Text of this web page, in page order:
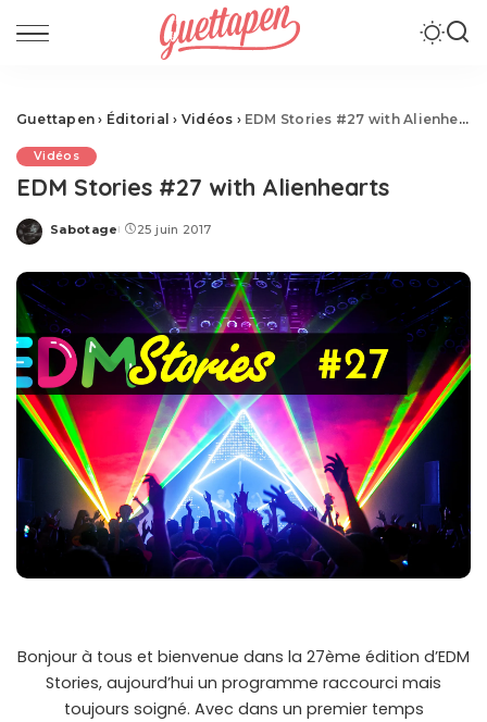
Guettapen › Éditorial › Vidéos › EDM Stories #27 with Alienhearts
Vidéos
EDM Stories #27 with Alienhearts
Posted
Sabotage 25 juin 2017
Bonjour à tous et bienvenue dans la 27ème édition d’EDM
Stories, aujourd’hui un programme raccourci mais
toujours soigné. Avec dans un premier temps